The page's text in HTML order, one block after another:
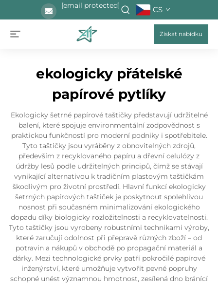
[email protected] CS
Získat nabídku
ekologicky přátelské
papírové pytlíky
Ekologicky šetrné papírové taštičky představují udržitelné
balení, které spojuje environmentální zodpovědnost s
praktickou funkčností pro moderní podniky i spotřebitele.
Tyto taštičky jsou vyráběny z obnovitelných zdrojů,
především z recyklovaného papíru a dřevní celulózy z
údržby lesů podle udržitelných principů, čímž se stávají
vynikající alternativou k tradičním plastovým taštičkám
škodlivým pro životní prostředí. Hlavní funkcí ekologicky
šetrných papírových taštiček je poskytnout spolehlivou
nosnost při současném minimalizování ekologického
dopadu díky biologicky rozložitelnosti a recyklovatelnosti.
Tyto taštičky jsou vyrobeny robustními technikami výroby,
které zaručují odolnost při přepravě různých zboží – od
potravin a nákupů v obchodě po propagační materiál a
dárky. Mezi technologické prvky patří pokročilé papírové
inženýrství, které umožňuje vytvořit pevné popruhy
schopné unést významnou hmotnost, zesílená dno bránící